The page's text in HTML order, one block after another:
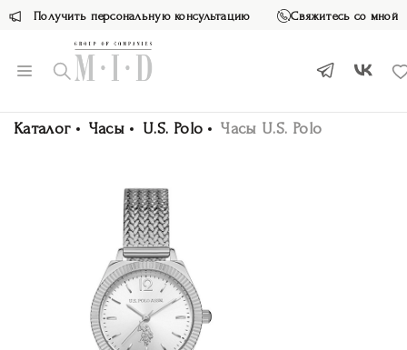
Получить персональную консультацию Свяжитесь со мной
Каталог Часы U.S. Polo Часы U.S. Polo